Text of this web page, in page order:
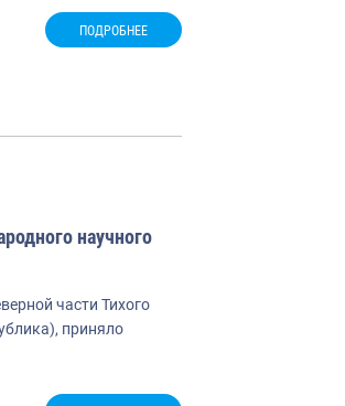
ПОДРОБНЕЕ
научного
части Тихого
приняло